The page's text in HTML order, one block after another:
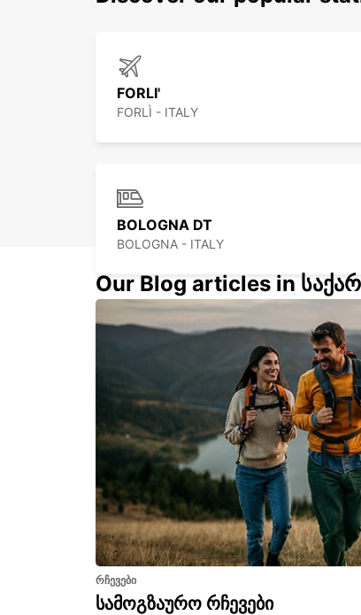
FORLI'
FORLÌ - ITALY
BOLOGNA DT
BOLOGNA - ITALY
FLORENCE NOVOLI
Our Blog articles in
რჩევები
სამოგზაურო რჩევები